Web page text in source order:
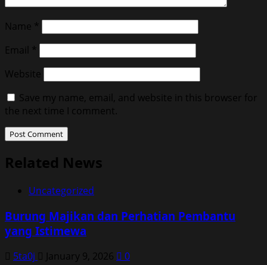
Name *
Email
*
Website
Save my name, email, and website in this browser for
the next time I comment.
Related News
Uncategorized
Burung Majikan dan Perhatian Pembantu
yang Istimewa
5ta0j January 9, 2026
0